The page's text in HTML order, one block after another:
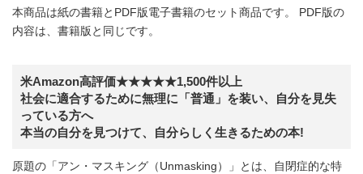
本商品は紙の書籍とPDF版電子書籍のセット商品です。 PDF版の
内容は、書籍版と同じです。
米Amazon高評価★★★★★1,500件以上
社会に適合するために無理に「普通」を装い、自分を見失
っている方へ
本当の自分を見つけて、自分らしく生きるための本!
原題の「アン・マスキング（Unmasking）」とは、自閉症的な特